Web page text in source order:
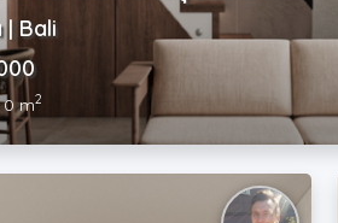
| Bali
0 m2